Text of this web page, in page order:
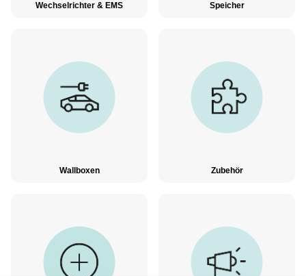
Wechselrichter & EMS Speicher
Wallboxen Zubehör